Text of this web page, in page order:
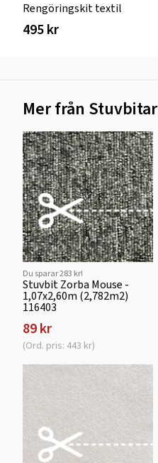
Rengöringskit textil
495 kr
Mer från Stuvbitar
Du sparar 283 kr!
Stuvbit Zorba Mouse -
1,07x2,60m (2,782m2)
116403
89 kr
(Ord. pris: 443 kr)